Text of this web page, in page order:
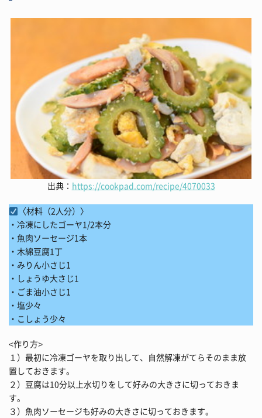
出典： https://cookpad.com/recipe/4070033
〈材料（2人分）〉
・冷凍にしたゴーヤ1/2本分
・魚肉ソーセージ1本
・木綿豆腐1丁
・みりん小さじ1
・しょうゆ大さじ1
・ごま油小さじ1
・塩少々
・こしょう少々
<作り方>
１）最初に冷凍ゴーヤを取り出して、自然解凍がてらそのまま放
置しておきます。
２）豆腐は10分以上水切りをして好みの大きさに切っておきま
す。
３）魚肉ソーセージも好みの大きさに切っておきます。